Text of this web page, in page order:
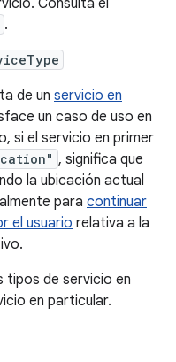
Consulta el
.
de un servicio en
un caso de uso en
si el servicio en primer
, significa que
la ubicación actual
para continuar
el usuario relativa a la
tipos de servicio en
en particular.